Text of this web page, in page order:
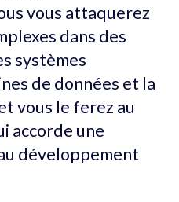
vous attaquerez
dans des
systèmes
de données et la
vous le ferez au
accorde une
développement